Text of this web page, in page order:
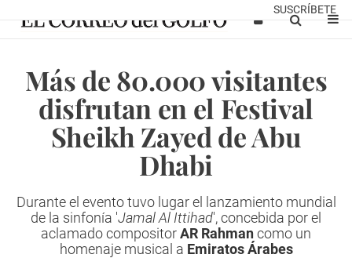
SUSCRÍBETE
Más de 80.000 visitantes
disfrutan en el Festival
Sheikh Zayed de Abu
Dhabi
Durante el evento tuvo lugar el lanzamiento mundial
de la sinfonía 'Jamal Al Ittihad', concebida por el
aclamado compositorAR Rahmancomo un
homenaje musical a Emiratos Árabes